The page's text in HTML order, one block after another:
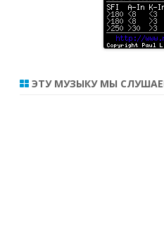
ЭТУ МУЗЫКУ МЫ